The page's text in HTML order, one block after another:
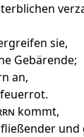
sie,
Gebärende;
an,
kommt,
und